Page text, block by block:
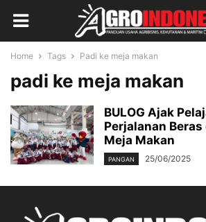
Home Tags Padi ke meja makan
padi ke meja makan
BULOG Ajak
Perjalanan
Meja Makan
PANGAN 25/06/2025